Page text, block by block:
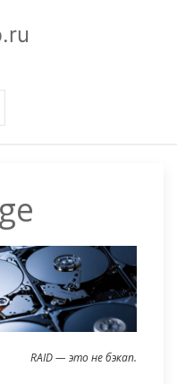
RAID — это не бэкап.